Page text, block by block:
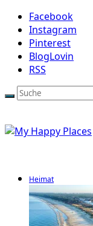
Facebook
Instagram
Pinterest
BlogLovin
RSS
Heimat